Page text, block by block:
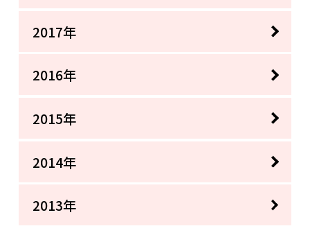
2017年
2016年
2015年
2014年
2013年